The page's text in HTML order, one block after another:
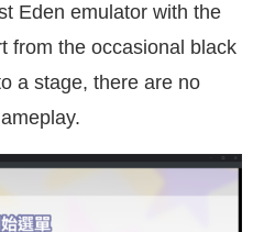
Eden emulator with the
from the occasional black
a stage, there are no